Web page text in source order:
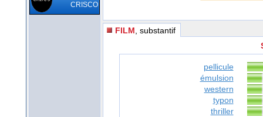
CRISCO
FILM , substantif
pellicule
émulsion
western
typon
thriller